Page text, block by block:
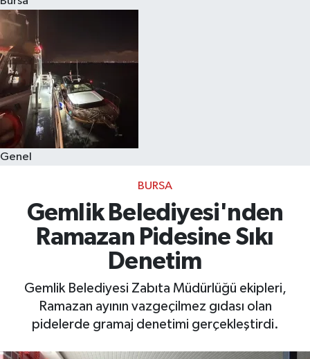
Genel
BURSA
Gemlik Belediyesi'nden
Ramazan Pidesine Sıkı
Denetim
Gemlik Belediyesi Zabıta Müdürlüğü ekipleri,
Ramazan ayının vazgeçilmez gıdası olan
pidelerde gramaj denetimi gerçekleştirdi.
Sağlık
Dünya
Magazin
Kültür & Sanat
Teknoloji
Genel